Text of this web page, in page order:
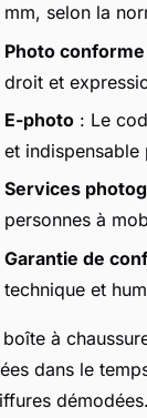
mm, selon la
Photo conforme
droit et
E-photo : Le
et indispensable
Services
personnes à
Garantie de
technique et
boîte à
dans le